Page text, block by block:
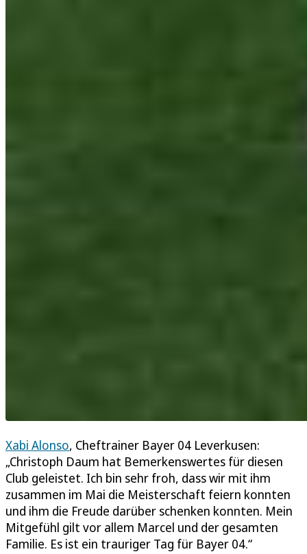
Xabi Alonso, Cheftrainer Bayer 04 Leverkusen:
„Christoph Daum hat Bemerkenswertes für diesen
Club geleistet. Ich bin sehr froh, dass wir mit ihm
zusammen im Mai die Meisterschaft feiern konnten
und ihm die Freude darüber schenken konnten. Mein
Mitgefühl gilt vor allem Marcel und der gesamten
Familie. Es ist ein trauriger Tag für Bayer 04.“